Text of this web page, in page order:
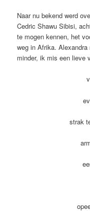
Naar nu bekend werd
Cedric Shawu Sibisi,
te mogen kennen, het
weg in Afrika.
minder, ik mis een lieve
strak